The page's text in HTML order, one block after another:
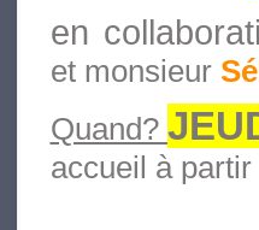
en
et monsieur
Quand?
accueil à